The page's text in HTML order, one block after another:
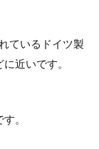
ているドイツ製
近いです。
。